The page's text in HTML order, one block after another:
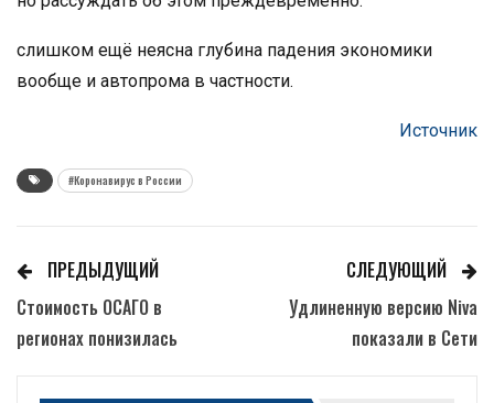
слишком ещё неясна глубина падения экономики
вообще и автопрома в частности.
Источник
#Коронавирус в России
ПРЕДЫДУЩИЙ
Стоимость ОСАГО в
регионах понизилась
СЛЕДУЮЩИЙ
Удлиненную версию Niva
показали в Сети